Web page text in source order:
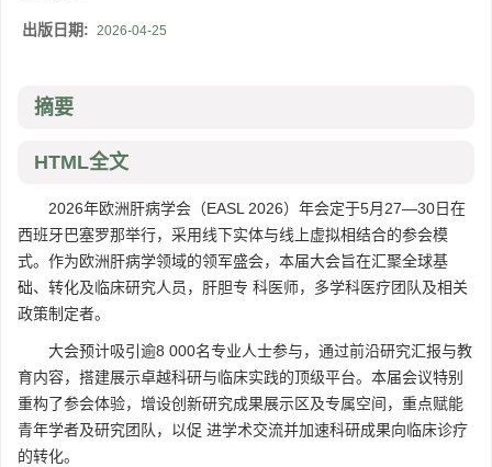
出版日期: 2026-04-25
摘要
HTML全文
2026年欧洲肝病学会（EASL 2026）年会定于5月27—30日在
西班牙巴塞罗那举行，采用线下实体与线上虚拟相结合的参会模
式。作为欧洲肝病学领域的领军盛会，本届大会旨在汇聚全球基
础、转化及临床研究人员，肝胆专 科医师，多学科医疗团队及相关
政策制定者。
大会预计吸引逾8 000名专业人士参与，通过前沿研究汇报与教
育内容，搭建展示卓越科研与临床实践的顶级平台。本届会议特别
重构了参会体验，增设创新研究成果展示区及专属空间，重点赋能
青年学者及研究团队，以促 进学术交流并加速科研成果向临床诊疗
的转化。